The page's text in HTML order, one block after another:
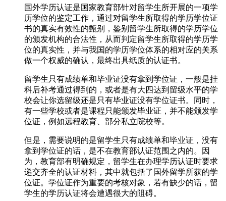
国外学历认证是国家教育部针对留学生所开展的一项学
历学位的鉴定工作，通过对留学生所取得的学历学位证
书的真实有效性的甄别，鉴别留学生所取得的学历学位
的颁发机构的合法性，从而判定留学生所取得的学历学
位的真实性，并与我国的学历学位体系的相对应的关系
做一个权威的确认，最终出具纸质的认证书。
留学生只有成绩单和毕业证没有拿到学位证，一般是挂
科后补考通过得到的，或者是有大四达到留级水平的学
校会让你选留级还是只有毕业证没有学位证书。同时，
有一些学校或者是课程只能颁发毕业证，并不能颁发学
位证，例如远程教育、部分私立院校等。
但是，需要说明的是留学生只有成绩单和毕业证，没有
拿到学位证的话，是不在教育部认证范围之内的。因
为，教育部有明确规定，留学生在办理学历认证时要求
递交齐全的认证材料，其中就包括了国外留学所获的学
位证。学位证作为重要的考核对象，若有缺少的话，留
学生的学历认证将会遭遇很大的阻碍。